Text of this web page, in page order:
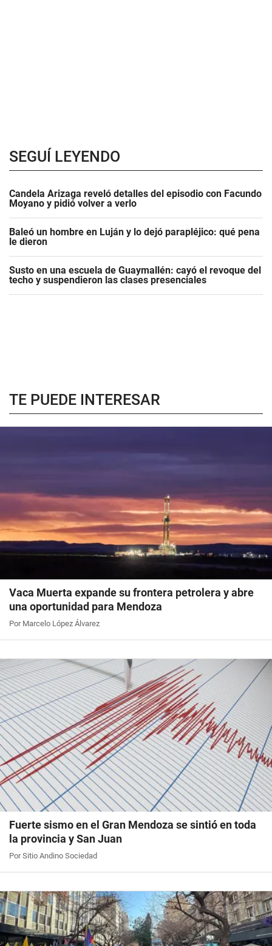
SEGUÍ LEYENDO
Candela Arizaga reveló detalles del episodio con Facundo
Moyano y pidió volver a verlo
Baleó un hombre en Luján y lo dejó parapléjico: qué pena
le dieron
Susto en una escuela de Guaymallén: cayó el revoque del
techo y suspendieron las clases presenciales
TE PUEDE INTERESAR
Vaca Muerta expande su frontera petrolera y abre
una oportunidad para Mendoza
Por Marcelo López Álvarez
Fuerte sismo en el Gran Mendoza se sintió en toda
la provincia y San Juan
Por Sitio Andino Sociedad